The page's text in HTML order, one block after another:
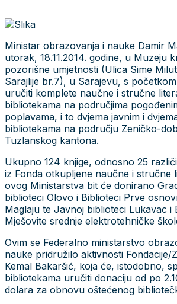
Ministar obrazovanja i nauke Damir
utorak, 18.11.2014. godine, u Muzeju
pozorišne umjetnosti (Ulica Sime
Sarajlije br.7), u Sarajevu, s
uručiti komplete naučne i stručne
bibliotekama na područjima
poplavama, i to dvjema javnim i
bibliotekama na području Zeničko-
Tuzlanskog kantona.
Ukupno 124 knjige, odnosno 25
iz Fonda otkupljene naučne i stručne
ovog Ministarstva bit će donirano
biblioteci Olovo i Biblioteci Prve
Maglaju te Javnoj biblioteci Lukavac i
Mješovite srednje elektrotehničke
Ovim se Federalno ministarstvo
nauke pridružilo aktivnosti Fondacije/
Kemal Bakaršić, koja će, istodobno,
bibliotekama uručiti donaciju od po
dolara za obnovu oštećenog